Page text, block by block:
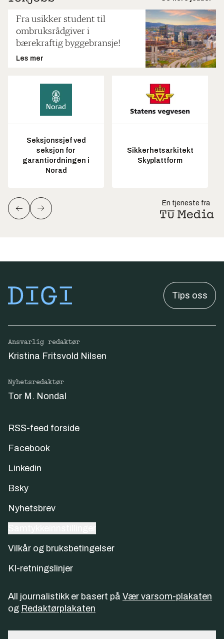
Fra usikker student til
ombruksrådgiver i
bærekraftig byggebransje!
Les mer
Seksjonssjef ved
seksjon for
garantiordningen i
Norad
Sikkerhetsarkitekt
Skyplattform
En tjeneste fra
Tips oss
Ansvarlig redaktør
Kristina Fritsvold Nilsen
Nyhetsredaktør
Tor M. Nondal
RSS-feed forside
Facebook
Linkedin
Bsky
Nyhetsbrev
Vilkår og bruksbetingelser
KI-retningslinjer
All journalistikk er basert på Vær varsom-plakaten
og Redaktørplakaten